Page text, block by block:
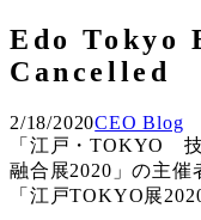
Edo Tokyo
Cancelled
2/18/2020CEO Blog
「江戸・TOKYO
融合展2020」の主催
「江戸TOKYO展